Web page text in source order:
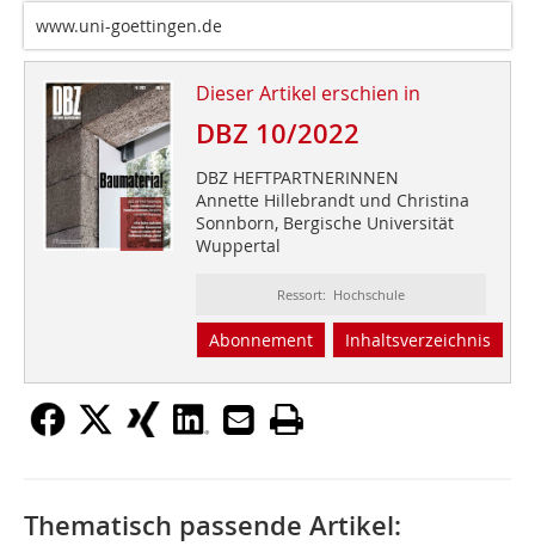
www.uni-goettingen.de
Dieser Artikel erschien in
DBZ 10/2022
DBZ HEFTPARTNERINNEN
Annette Hillebrandt und Christina
Sonnborn, Bergische Universität
Wuppertal
Ressort: Hochschule
Abonnement Inhaltsverzeichnis
Thematisch passende Artikel: